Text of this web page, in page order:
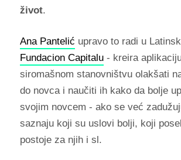
život.
Ana Pantelić upravo to radi u
Fundacion Capitalu- kreira
siromašnom stanovništvu olakšati
do novca i naučiti ih kako da bolje
svojim novcem - ako se već
saznaju koji su uslovi bolji, koji
postoje za njih i sl.